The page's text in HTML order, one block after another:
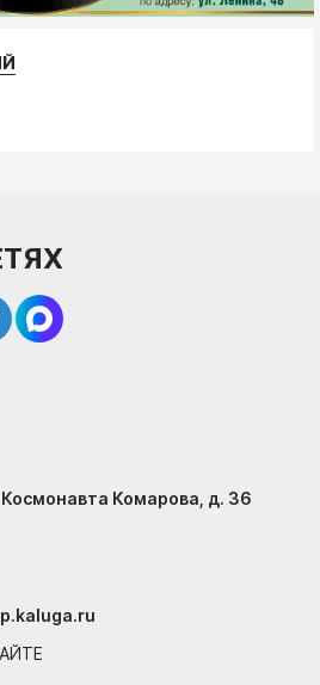
Комарова, д. 36